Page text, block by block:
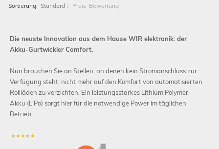
Sortierung: Standard ↓ Preis Bewertung
Die neuste Innovation aus dem Hause WIR elektronik: der
Akku-Gurtwickler Comfort.
Nun brauchen Sie an Stellen, an denen kein Stromanschluss zur
Verfügung steht, nicht mehr auf den Komfort von automatisierten
Rollläden zu verzichten. Ein leistungsstarkes Lithium Polymer-
Akku (LiPo) sorgt hier für die notwendige Power im täglichen
Betrieb.